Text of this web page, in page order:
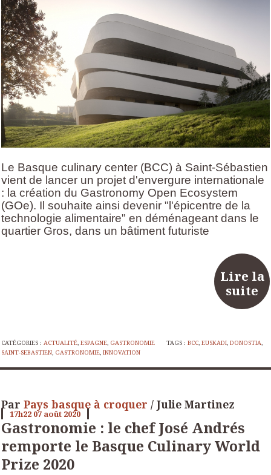
Le Basque culinary center (BCC) à Saint-Sébastien
vient de lancer un projet d'envergure internationale
: la création du Gastronomy Open Ecosystem
(GOe). Il souhaite ainsi devenir "l'épicentre de la
technologie alimentaire" en déménageant dans le
quartier Gros, dans un bâtiment futuriste
Lire la
suite
CATÉGORIES : ACTUALITÉ, ESPAGNE, GASTRONOMIE TAGS :BCC,EUSKADI,DONOSTIA,
SAINT-SEBASTIEN, GASTRONOMIE, INNOVATION
Par Pays basque à croquer / Julie Martinez
17h22 07 août 2020
Gastronomie : le chef José Andrés
remporte le Basque Culinary World
Prize 2020